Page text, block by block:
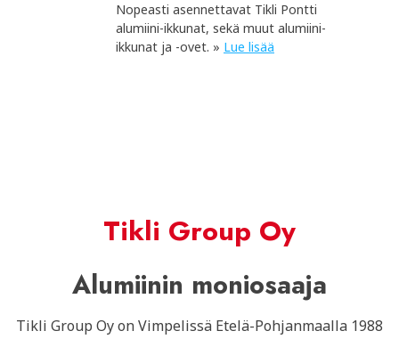
Nopeasti asennettavat Tikli Pontti
alumiini-ikkunat, sekä muut alumiini-
ikkunat ja -ovet. » Lue lisää
Tikli Group Oy
Alumiinin moniosaaja
Tikli Group Oy on Vimpelissä Etelä-Pohjanmaalla 1988